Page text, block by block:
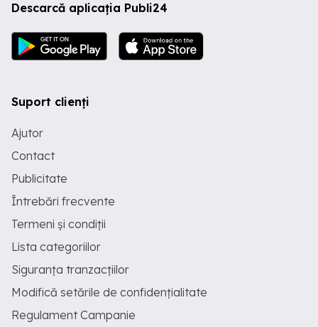
Descarcă aplicația Publi24
Suport clienți
Ajutor
Contact
Publicitate
Întrebări frecvente
Termeni și condiții
Lista categoriilor
Siguranța tranzacțiilor
Modifică setările de confidențialitate
Regulament Campanie